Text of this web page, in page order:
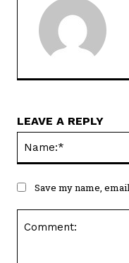
LEAVE A REPLY
Save my name,